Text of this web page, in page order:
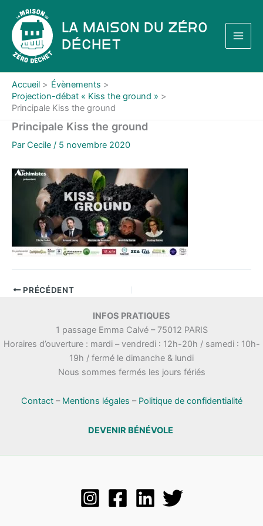
contenu
La Maison du Zéro
Déchet
Accueil
Évènements
Projection-débat « Kiss the ground »
Principale Kiss the ground
Principale Kiss the ground
Par Cecile / 5 novembre 2020
PRÉCÉDENT
INFOS PRATIQUES
1 passage Emma Calvé – 75012 PARIS
Horaires d’ouverture : mardi – vendredi : 12h-20h / samedi : 10h-
19h / fermé le dimanche & lundi
Nous sommes fermés les jours fériés
Contact– Mentions légales – Politique de confidentialité
DEVENIR BÉNÉVOLE